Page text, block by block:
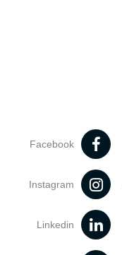
Facebook
Instagram
Linkedin